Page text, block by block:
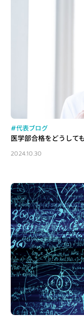
#代表ブログ
医学部合格をどうして
2024.10.30